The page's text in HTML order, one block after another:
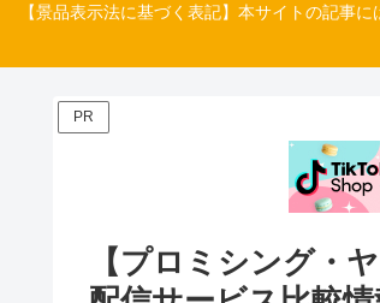
【景品表示法に基づく表記】本サイトの記事
PR
【プロミシング・